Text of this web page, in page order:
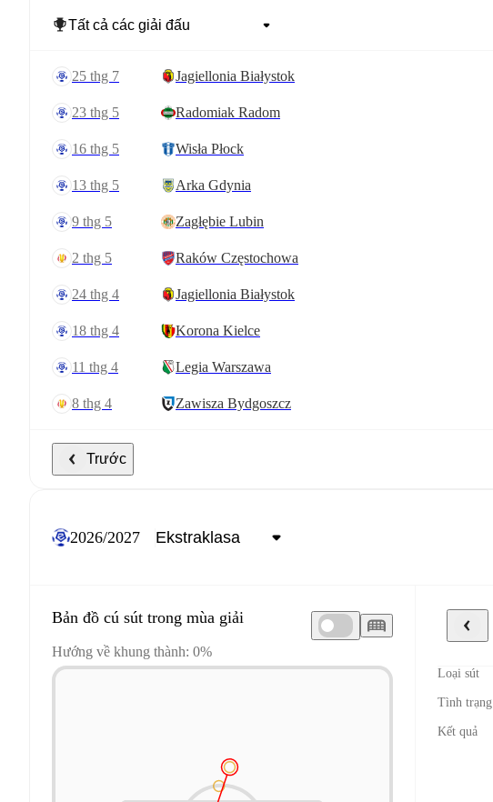
25 thg 7 Jagiellonia Białystok
23 thg 5 Radomiak Radom
16 thg 5 Wisła Płock
13 thg 5 Arka Gdynia
9 thg 5 Zagłębie Lubin
2 thg 5 Raków Częstochowa
24 thg 4 Jagiellonia Białystok
18 thg 4 Korona Kielce
11 thg 4 Legia Warszawa
8 thg 4 Zawisza Bydgoszcz
Trước
2026/2027
Bản đồ cú sút trong mùa giải
Hướng về khung thành: 0%
Loại sút
Tình trạng
Kết quả